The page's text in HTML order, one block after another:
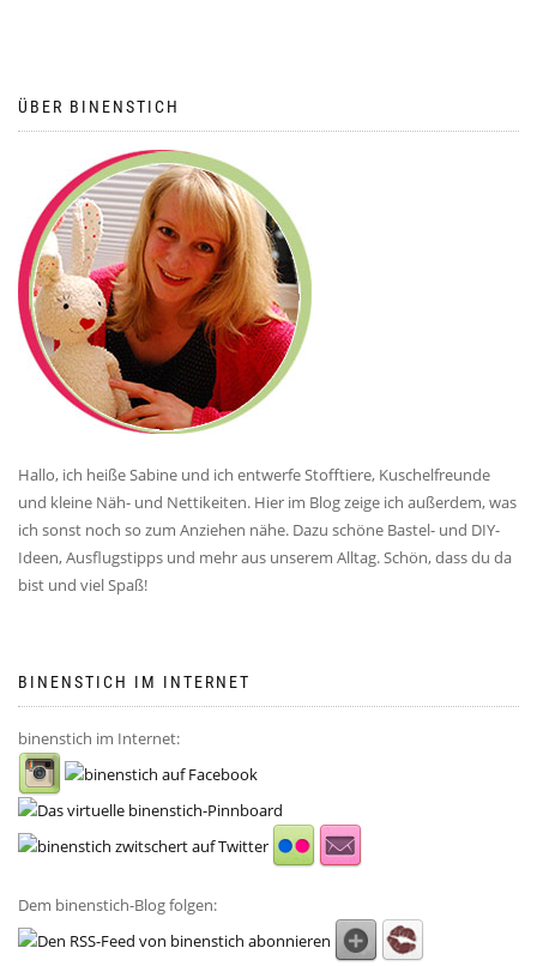
ÜBER BINENSTICH
Hallo, ich heiße Sabine und ich entwerfe Stofftiere, Kuschelfreunde
und kleine Näh- und Nettikeiten. Hier im Blog zeige ich außerdem, was
ich sonst noch so zum Anziehen nähe. Dazu schöne Bastel- und DIY-
Ideen, Ausflugstipps und mehr aus unserem Alltag. Schön, dass du da
bist und viel Spaß!
BINENSTICH IM INTERNET
binenstich im Internet:
Dem binenstich-Blog folgen: